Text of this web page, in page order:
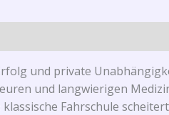
und private
und langwierigen
Fahrschule